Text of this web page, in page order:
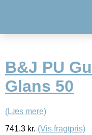
B&J PU
Glans 50
(Læs mere)
741.3 kr. (Vis fragtpris)